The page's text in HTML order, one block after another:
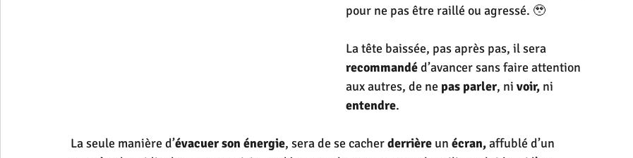
pour ne pas être raillé ou agressé. 🥹
La tête baissée, pas après pas, il sera
recommandé d’avancer sans faire attention
aux autres, de ne pas parler, ni voir, ni
entendre.
La seule manière d’évacuer son énergie, sera de se cacher derrière un écran, affublé d’un